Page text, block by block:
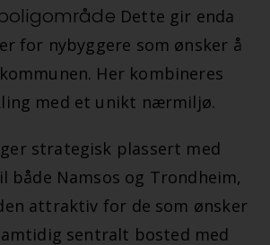
Dette gir enda
for nybyggere som ønsker å
Her kombineres
med et unikt nærmiljø.
strategisk plassert med
både Namsos og Trondheim,
attraktiv for de som ønsker
sentralt bosted med